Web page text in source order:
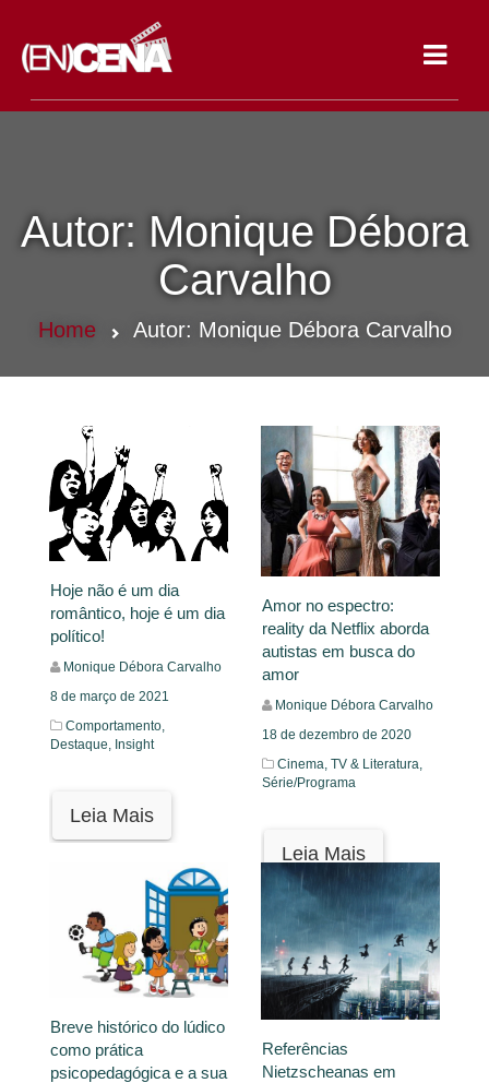
Autor: Monique Débora
Carvalho
Home Autor: Monique Débora Carvalho
Hoje não é um dia
romântico, hoje é um dia
político!
Monique Débora Carvalho
8 de março de 2021
Comportamento,
Destaque, Insight
Leia Mais
Amor no espectro:
reality da Netflix aborda
autistas em busca do
amor
Monique Débora Carvalho
18 de dezembro de 2020
Cinema, TV & Literatura,
Série/Programa
Leia Mais
Breve histórico do lúdico
como prática
psicopedagógica e a sua
Referências
Nietzscheanas em